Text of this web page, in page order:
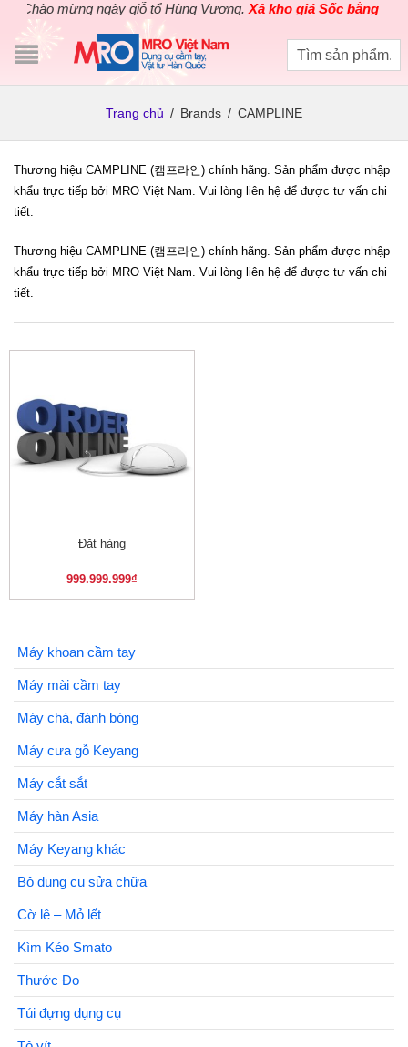
Chào mừng ngày giỗ tổ Hùng Vương.Xả kho giá Sốc bằng giá
Trang chủ / Brands / CAMPLINE
Thương hiệu CAMPLINE (캠프라인) chính hãng. Sản phẩm được nhập
khẩu trực tiếp bởi MRO Việt Nam. Vui lòng liên hệ để được tư vấn chi
tiết.
Thương hiệu CAMPLINE (캠프라인) chính hãng. Sản phẩm được nhập
khẩu trực tiếp bởi MRO Việt Nam. Vui lòng liên hệ để được tư vấn chi
tiết.
Đặt hàng
999.999.999₫
Máy khoan cầm tay
Máy mài cầm tay
Máy chà, đánh bóng
Máy cưa gỗ Keyang
Máy cắt sắt
Máy hàn Asia
Máy Keyang khác
Bộ dụng cụ sửa chữa
Cờ lê – Mỏ lết
Kìm Kéo Smato
Thước Đo
Túi đựng dụng cụ